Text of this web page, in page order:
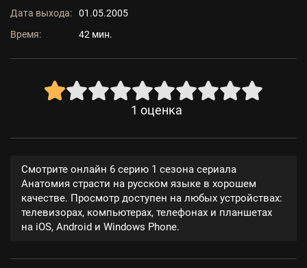
Дата выхода:
01.05.2005
Время:
42 мин.
1 оценка
Смотрите онлайн 6 серию 1 сезона сериала
Анатомия страсти на русском языке в хорошем
качестве. Просмотр доступен на любых устройствах:
телевизорах, компьютерах, телефонах и планшетах
на iOS, Android и Windows Phone.